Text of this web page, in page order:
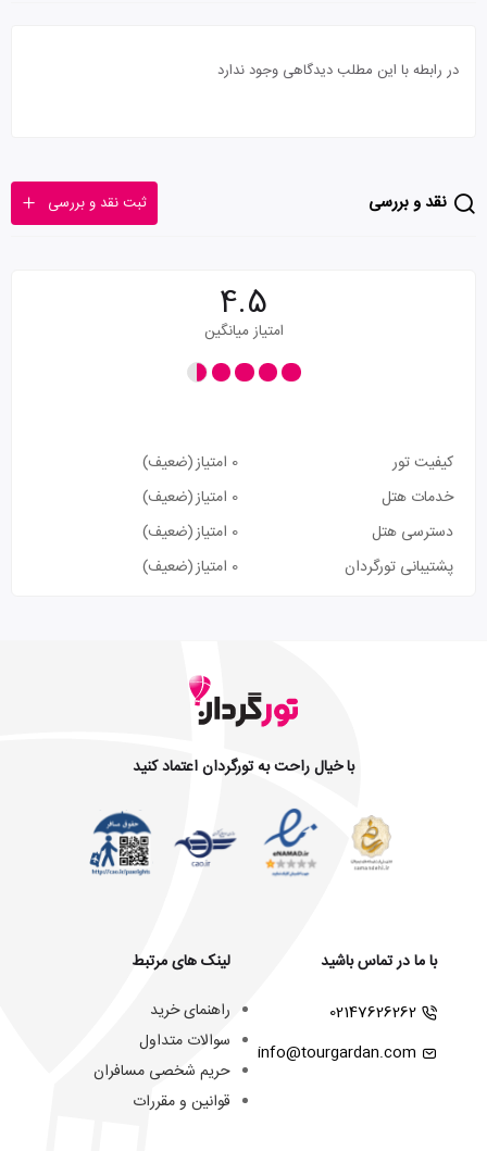
در رابطه با این مطلب دیدگاهی وجود ندارد
نقد و بررسی ثبت نقد و بررسی
4.5
امتیاز میانگین
کیفیت تور 0 امتیاز
(ضعیف)
خدمات هتل
0 امتیاز
(ضعیف)
دسترسی هتل
0 امتیاز
(ضعیف)
پشتیبانی تورگردان
0 امتیاز (ضعیف)
با خیال راحت به تورگردان اعتماد کنید
با ما در تماس باشید
02147626262
info@tourgardan.com
لینک های مرتبط
راهنمای خرید
سوالات متداول
حریم شخصی مسافران
قوانین و مقررات